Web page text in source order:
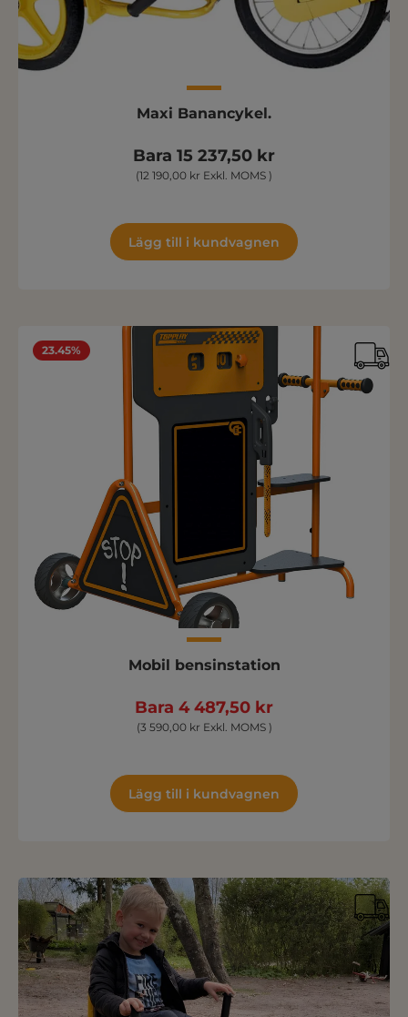
Maxi Banancykel.
Bara 15 237,50 kr
(12 190,00 kr Exkl. MOMS )
Lägg till i kundvagnen
23.45%
Mobil bensinstation
Bara 4 487,50 kr
(3 590,00 kr Exkl. MOMS )
Lägg till i kundvagnen